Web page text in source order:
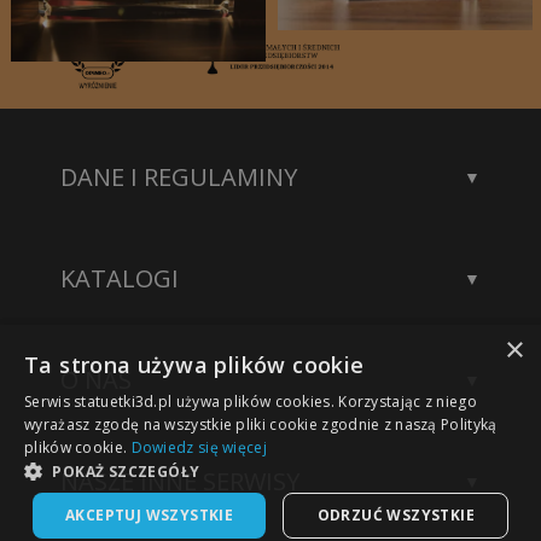
DANE I REGULAMINY
Polityka prywatności
KATALOGI
Katalog akcesoriów
Katalog modeli 3D
O NAS
Wykonane projekty
Nasze sukcesy
Technologia grawerowania
Statuetki na zamówienie
NASZE INNE SERWISY
Sklep Kwiaty3D.pl
×
Ta strona używa plików cookie
Serwis statuetki3d.pl używa plików cookies. Korzystając z niego
wyrażasz zgodę na wszystkie pliki cookie zgodnie z naszą Polityką
plików cookie. Dowiedz się więcej
POKAŻ SZCZEGÓŁY
AKCEPTUJ WSZYSTKIE ODRZUĆ WSZYSTKIE